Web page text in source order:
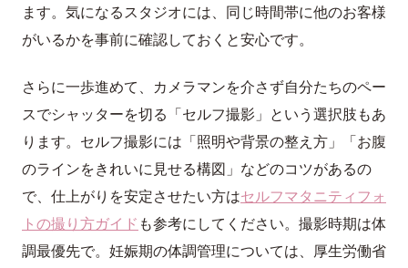
ます。気になるスタジオには、同じ時間帯に他のお客様
がいるかを事前に確認しておくと安心です。
さらに一歩進めて、カメラマンを介さず自分たちのペー
スでシャッターを切る「セルフ撮影」という選択肢もあ
ります。セルフ撮影には「照明や背景の整え方」「お腹
のラインをきれいに見せる構図」などのコツがあるの
で、仕上がりを安定させたい方はセルフマタニティフォ
トの撮り方ガイド も参考にしてください。撮影時期は体
調最優先で。妊娠期の体調管理については、厚生労働省